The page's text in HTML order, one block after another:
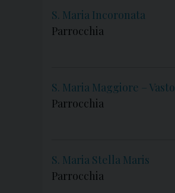
S. Maria Incoronata
Parrocchia
S. Maria Maggiore – Vasto
Parrocchia
S. Maria Stella Maris
Parrocchia